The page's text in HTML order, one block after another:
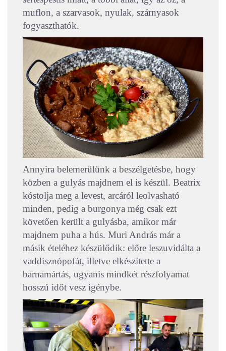
muflon, a szarvasok, nyulak, szárnyasok
fogyaszthatók.
Annyira belemerülünk a beszélgetésbe, hogy
közben a gulyás majdnem el is készül. Beatrix
kóstolja meg a levest, arcáról leolvasható
minden, pedig a burgonya még csak ezt
követően került a gulyásba, amikor már
majdnem puha a hús. Muri András már a
másik ételéhez készülődik: előre leszuvidálta a
vaddisznópofát, illetve elkészítette a
barnamártás, ugyanis mindkét részfolyamat
hosszú időt vesz igénybe.